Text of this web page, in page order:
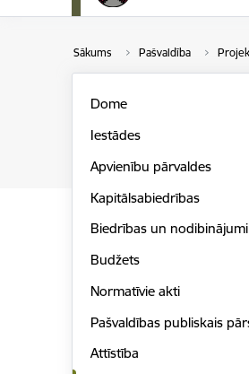
Sākums Pašvaldība
Dome
Iestādes
Apvienību pārvaldes
Kapitālsabiedrības
Biedrības un nodibinājumi
Budžets
Normatīvie akti
Pašvaldības publiskais
Attīstība